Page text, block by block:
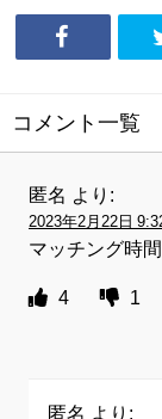
コメント一覧
匿名 より:
2023年2月22日
マッチング時
4 1
匿名 より: